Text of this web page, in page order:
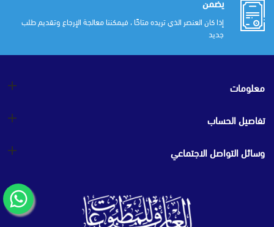
إذا كان العنصر الذي تريده متاحًا ، فيمكننا معالجة الإرجاع وتقديم طلب
جديد
معلومات
تفاصيل الحساب
وسائل التواصل الاجتماعي